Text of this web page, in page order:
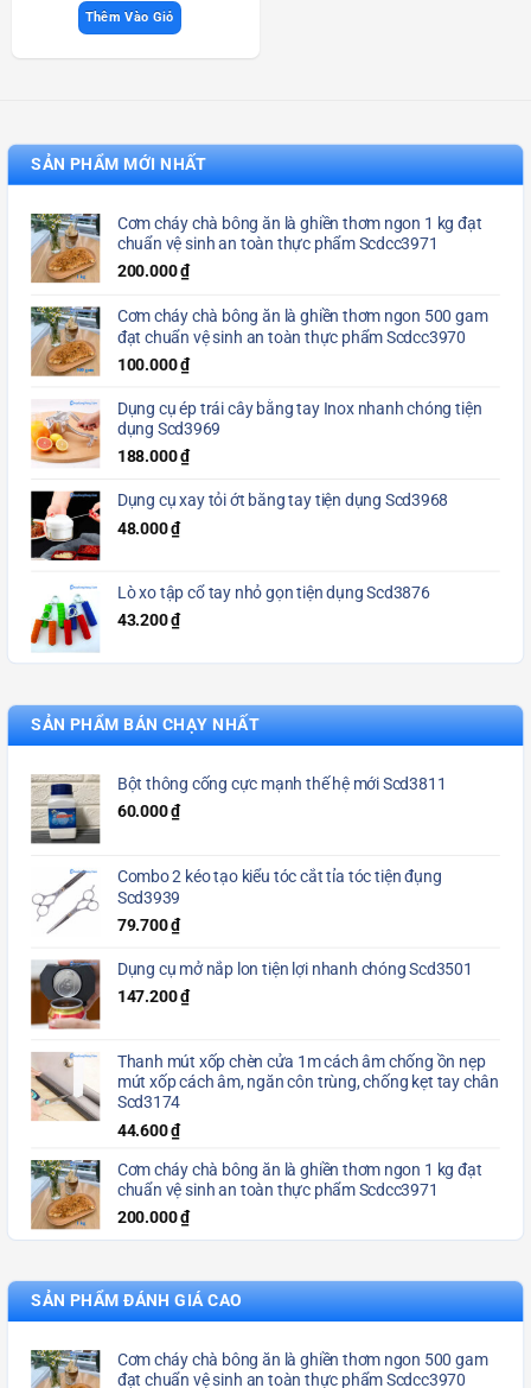
Thêm Vào Giỏ
SẢN PHẨM MỚI NHẤT
Cơm cháy chà bông ăn là ghiền thơm ngon 1 kg đạt
chuẩn vệ sinh an toàn thực phẩm Scdcc3971
200.000₫
Cơm cháy chà bông ăn là ghiền thơm ngon 500 gam
đạt chuẩn vệ sinh an toàn thực phẩm Scdcc3970
100.000₫
Dụng cụ ép trái cây bằng tay Inox nhanh chóng tiện
dụng Scd3969
188.000₫
Dụng cụ xay tỏi ớt bằng tay tiện dụng Scd3968
48.000₫
Lò xo tập cổ tay nhỏ gọn tiện dụng Scd3876
43.200₫
SẢN PHẨM BÁN CHẠY NHẤT
Bột thông cống cực mạnh thế hệ mới Scd3811
60.000₫
Combo 2 kéo tạo kiểu tóc cắt tỉa tóc tiện đụng
Scd3939
79.700₫
Dụng cụ mở nắp lon tiện lợi nhanh chóng Scd3501
147.200₫
Thanh mút xốp chèn cửa 1m cách âm chống ồn nẹp
mút xốp cách âm, ngăn côn trùng, chống kẹt tay chân
Scd3174
44.600₫
Cơm cháy chà bông ăn là ghiền thơm ngon 1 kg đạt
chuẩn vệ sinh an toàn thực phẩm Scdcc3971
200.000₫
SẢN PHẨM ĐÁNH GIÁ CAO
Cơm cháy chà bông ăn là ghiền thơm ngon 500 gam
đạt chuẩn vệ sinh an toàn thực phẩm Scdcc3970